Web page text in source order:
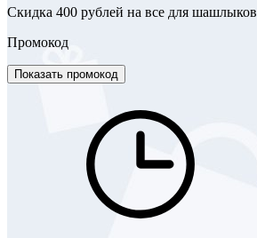
Скидка 400 рублей на все для шашлыков
Промокод
Показать промокод